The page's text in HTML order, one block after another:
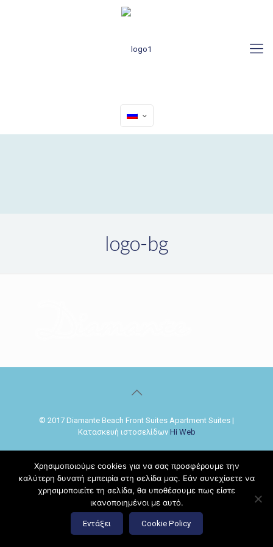
logo-bg
© 2017 Diamante Beach Front Suites Apartment Suites |
Κατασκευή ιστοσελίδων Hi Web
Χρησιμοποιούμε cookies για να σας προσφέρουμε την
καλύτερη δυνατή εμπειρία στη σελίδα μας. Εάν συνεχίσετε να
χρησιμοποιείτε τη σελίδα, θα υποθέσουμε πως είστε
ικανοποιημένοι με αυτό.
Εντάξει Cookie Policy